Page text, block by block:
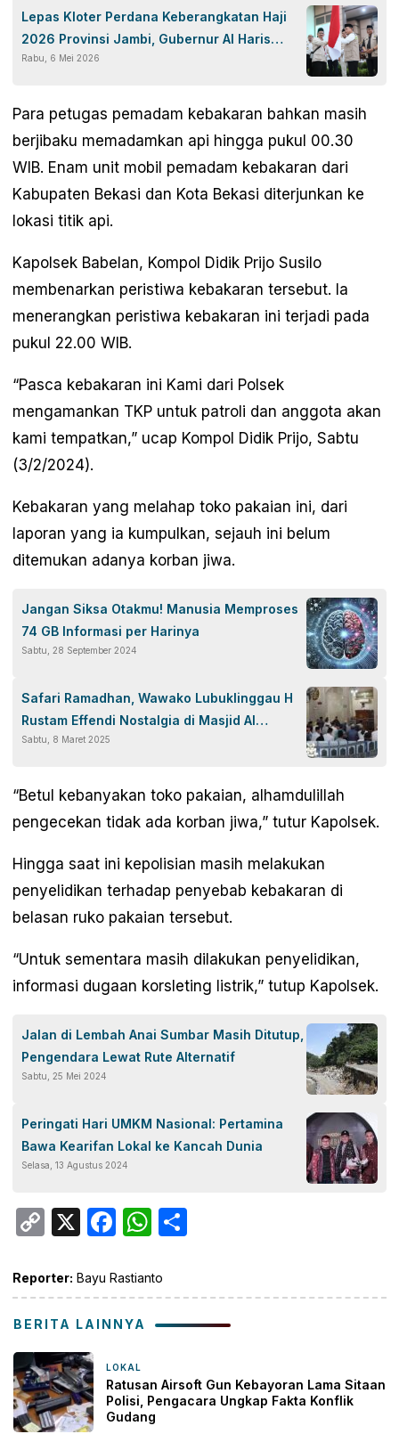
Lepas Kloter Perdana Keberangkatan Haji
2026 Provinsi Jambi, Gubernur Al Haris
Tegaskan Komitmen Pelayanan Terbaik
Rabu, 6 Mei 2026
Para petugas pemadam kebakaran bahkan masih
berjibaku memadamkan api hingga pukul 00.30
WIB. Enam unit mobil pemadam kebakaran dari
Kabupaten Bekasi dan Kota Bekasi diterjunkan ke
lokasi titik api.
Kapolsek Babelan, Kompol Didik Prijo Susilo
membenarkan peristiwa kebakaran tersebut. Ia
menerangkan peristiwa kebakaran ini terjadi pada
pukul 22.00 WIB.
“Pasca kebakaran ini Kami dari Polsek
mengamankan TKP untuk patroli dan anggota akan
kami tempatkan,” ucap Kompol Didik Prijo, Sabtu
(3/2/2024).
Kebakaran yang melahap toko pakaian ini, dari
laporan yang ia kumpulkan, sejauh ini belum
ditemukan adanya korban jiwa.
Jangan Siksa Otakmu! Manusia Memproses
74 GB Informasi per Harinya
Sabtu, 28 September 2024
Safari Ramadhan, Wawako Lubuklinggau H
Rustam Effendi Nostalgia di Masjid Al
Hidayah
Sabtu, 8 Maret 2025
“Betul kebanyakan toko pakaian, alhamdulillah
pengecekan tidak ada korban jiwa,” tutur Kapolsek.
Hingga saat ini kepolisian masih melakukan
penyelidikan terhadap penyebab kebakaran di
belasan ruko pakaian tersebut.
“Untuk sementara masih dilakukan penyelidikan,
informasi dugaan korsleting listrik,” tutup Kapolsek.
Jalan di Lembah Anai Sumbar Masih Ditutup,
Pengendara Lewat Rute Alternatif
Sabtu, 25 Mei 2024
Peringati Hari UMKM Nasional: Pertamina
Bawa Kearifan Lokal ke Kancah Dunia
Selasa, 13 Agustus 2024
Copy
X Facebook
WhatsApp
Reporter: Bayu Rastianto
BERITA LAINNYA
LOKAL
Ratusan Airsoft Gun Kebayoran Lama Sitaan
Polisi, Pengacara Ungkap Fakta Konflik
Gudang